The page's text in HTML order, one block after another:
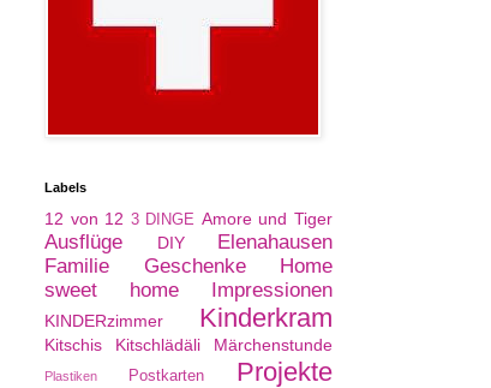
Labels
12 von 12 3 DINGE Amore und Tiger
Ausflüge DIY
Elenahausen
Familie
Geschenke
Home
sweet home
Impressionen
KINDERzimmer Kinderkram
Kitschis Kitschlädäli Märchenstunde
Plastiken Postkarten Projekte